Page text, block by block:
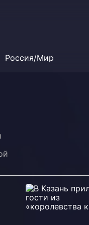
Россия/Мир